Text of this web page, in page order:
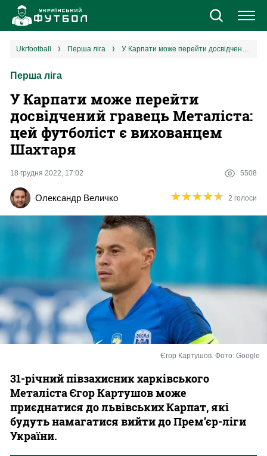
Новини
Єврокубки
УПЛ
Різне
Букмекери
Казино
ukrfootball перша ліга У Карпати може перейти досвідчений гравець Металіста: цей футболіст є вихованцем Шахтаря
Перша ліга
У Карпати може перейти
досвідчений гравець Металіста:
цей футболіст є вихованцем
Шахтаря
18 грудня 2022, 17:02 5508
Олександр Величко ★★★★★
★★★★★ 2 голоси
Єгор Картушов. Фото: Google
31-річний півзахисник харківського
Металіста Єгор Картушов може
приєднатися до львівських Карпат, які
будуть намагатися вийти до Прем’єр-ліги
України.